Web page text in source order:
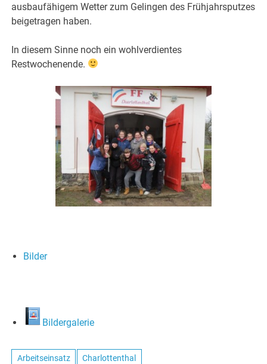
ausbaufähigem Wetter zum Gelingen des Frühjahrsputzes
beigetragen haben.
In diesem Sinne noch ein wohlverdientes
Restwochenende.
Bilder
Bildergalerie
Arbeitseinsatz Charlottenthal